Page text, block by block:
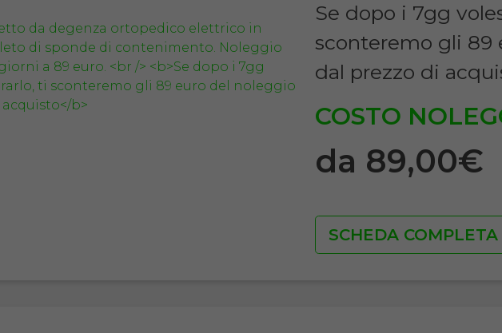
Se dopo i 7gg
sconteremo gli 89
dal prezzo di
COSTO
da 89,00€
SCHEDA COMPLETA